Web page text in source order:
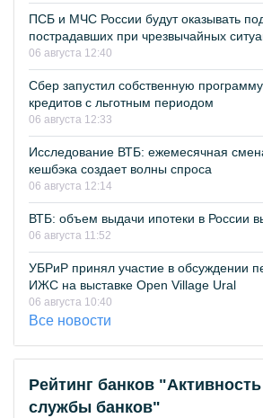
ПСБ и МЧС России будут оказывать
пострадавших при чрезвычайных
06 августа 12:40
Сбер запустил собственную
кредитов с льготным периодом
06 августа 12:33
Исследование ВТБ: ежемесячная
кешбэка создает волны спроса
06 августа 12:14
ВТБ: объем выдачи ипотеки в России
06 августа 11:52
УБРиР принял участие в обсуждении
ИЖС на выставке Open Village Ural
06 августа 10:40
Все новости
Рейтинг банков
службы банков"